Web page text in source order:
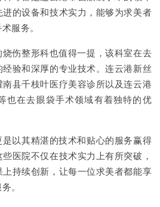
的设备和技术实力，能够为求美者
服务。
伤整形科也值得一提，该科室在去
验和深厚的专业技术。连云港新丝
县千枝叶医疗美容诊所以及连云港
也在去眼袋手术领域有着独特的优
以其精湛的技术和贴心的服务赢得
医院不仅在技术实力上有所突破，
持续创新，让每一位求美者都能享
。